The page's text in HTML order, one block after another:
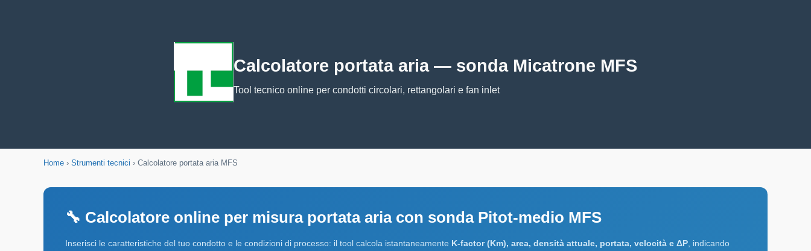
Calcolatore portata aria — sonda Micatrone MFS
Tool tecnico online per condotti circolari, rettangolari e fan inlet
Home › Strumenti tecnici › Calcolatore portata aria MFS
🔧 Calcolatore online per misura portata aria con sonda Pitot-medio MFS
Inserisci le caratteristiche del tuo condotto e le condizioni di processo: il tool calcola istantaneamente K-factor (Km), area, densità attuale, portata, velocità e ΔP , indicando